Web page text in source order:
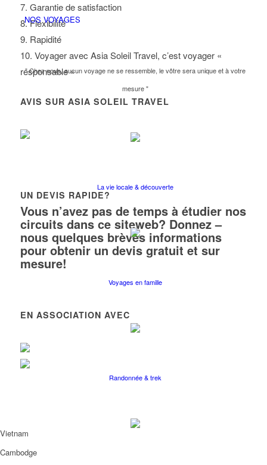
NOS VOYAGES
" Chez nous, aucun voyage ne se ressemble, le vôtre sera unique et à votre
mesure "
La vie locale & découverte
Voyages en famille
Randonnée & trek
7. Garantie de satisfaction
8. Flexibilité
9. Rapidité
10. Voyager avec Asia Soleil Travel, c’est voyager «
responsable »
AVIS SUR ASIA SOLEIL TRAVEL
UN DEVIS RAPIDE?
Vous n’avez pas de temps à étudier nos
circuits dans ce siteweb? Donnez –
nous quelques brèves informations
pour obtenir un devis gratuit et sur
mesure!
EN ASSOCIATION AVEC
Vietnam
Cambodge